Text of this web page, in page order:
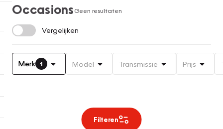
OccasionsGeen resultaten
Vergelijken
Merk 1 Model Transmissie Prijs
Filteren